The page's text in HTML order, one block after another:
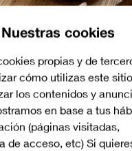
Black - imagen 1
Nuestras cookies
propias y de
cómo utilizas este
los contenidos y
en base a tus
(páginas visitadas,
de acceso, etc) Si